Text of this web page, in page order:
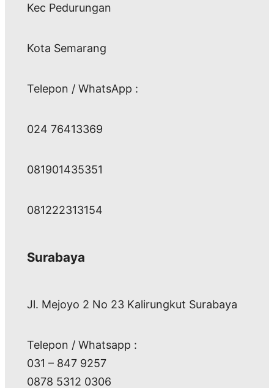
Kec Pedurungan
Kota Semarang
Telepon / WhatsApp :
024 76413369
081901435351
081222313154
Surabaya
Jl. Mejoyo 2 No 23 Kalirungkut Surabaya
Telepon / Whatsapp :
031 – 847 9257
0878 5312 0306